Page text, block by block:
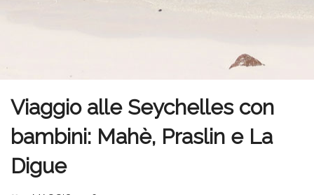
Viaggio alle Seychelles con
bambini: Mahè, Praslin e La
Digue